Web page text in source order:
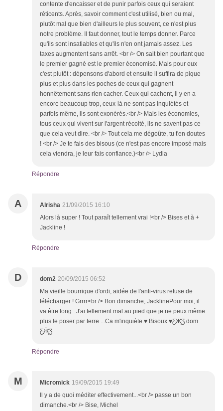
contente d'encaisser et de punir parfois ceux qui seraient
réticents. Après, savoir comment c'est utilisé, bien ou mal,
plutôt mal que bien d'ailleurs le plus souvent, ce n'est plus
notre problème. Il faut donner, tout le temps donner. Parce
qu'ils sont insatiables et qu'ils n'en ont jamais assez. Les
taxes augmentent sans arrêt. <br /> On sait bien pourtant que
le premier gagné est le premier économisé. Mais pour eux
c'est plutôt : dépensons d'abord et ensuite il suffira de pique
plus et plus dans les poches de ceux qui gagnent
honnêtement sans rien cacher. Ceux qui cachent, il y en a
encore beaucoup trop, ceux-là ne sont pas inquiétés et
parfois même, ils sont exonérés.<br /> Mais les économies,
tous ceux qui vivent sur l'argent récolté, ils ne savent pas ce
que cela veut dire. <br /> Tout cela me dégoûte, tu t'en doutes
! <br /> Je te fais des bisous (ce n'est pas encore imposé mais
cela viendra, je leur fais confiance.)<br /> Lydia
Répondre
A Alrisha 21/09/2015 16:10
Alors là super ! Tout paraît tellement vrai !<br /> Bises et à +
Jackline !
Répondre
D dom2 20/09/2015 06:52
Ma vieille bourrique d'ordi, aidée de l'anti-virus refuse de
télécharger ! Grrrr<br /> Bon dimanche, JacklinePour moi, il
va être long : J'ai tellement mal au pied que je ne peux même
plus le poser par terre ...Ca m'inquiète.♥ Bisoux ♥Ƹ̵̡Ӝ̵̨̄Ʒ dom
Ƹ̵̡Ӝ̵̨̄Ʒ
Répondre
M Micromick 19/09/2015 19:49
Il y a de quoi méditer effectivement...<br /> passe un bon
dimanche.<br /> Bise, Michel